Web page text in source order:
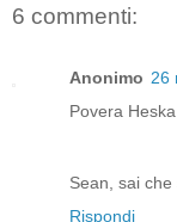
6 commenti:
Anonimo 26
Povera
Sean, sai
Rispondi